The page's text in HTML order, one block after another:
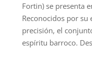
Fortin) se presenta
Reconocidos por
precisión, el
espíritu barroco.